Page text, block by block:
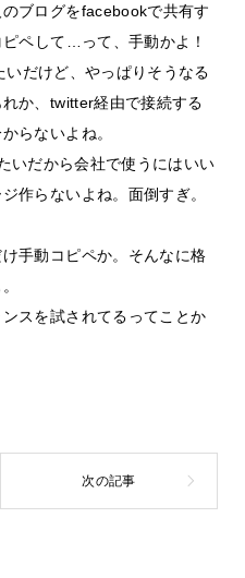
ブログをfacebookで共有す
ペして…って、手動かよ！
だけど、やっぱりそうなる
か、twitter経由で接続する
らないよね。
いだから会社で使うにはいい
作らないよね。面倒すぎ。
手動コピペか。そんなに格
スを試されてるってことか